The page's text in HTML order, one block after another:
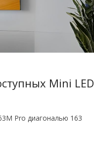
Mini LED
Pro диагональю 163